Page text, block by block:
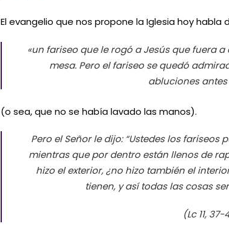
El evangelio que nos propone la Iglesia hoy habla
«un fariseo que le rogó a Jesús que fuera
mesa. Pero el fariseo se quedó
abluciones
(o sea, que no se había lavado las manos).
Pero el Señor le dijo: “Ustedes los
mientras que por dentro están llenos de
hizo el exterior, ¿no hizo también el
tienen, y así todas las cosas
(Lc 11, 37-